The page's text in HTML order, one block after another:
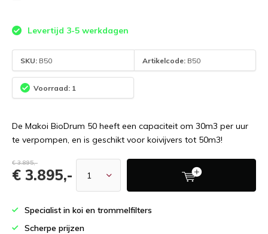
Levertijd 3-5 werkdagen
SKU: B50 Artikelcode: B50
Voorraad: 1
De Makoi BioDrum 50 heeft een capaciteit om 30m3 per uur
te verpompen, en is geschikt voor koivijvers tot 50m3!
€ 3.895,-
€ 3.895,-
Specialist in koi en trommelfilters
Scherpe prijzen